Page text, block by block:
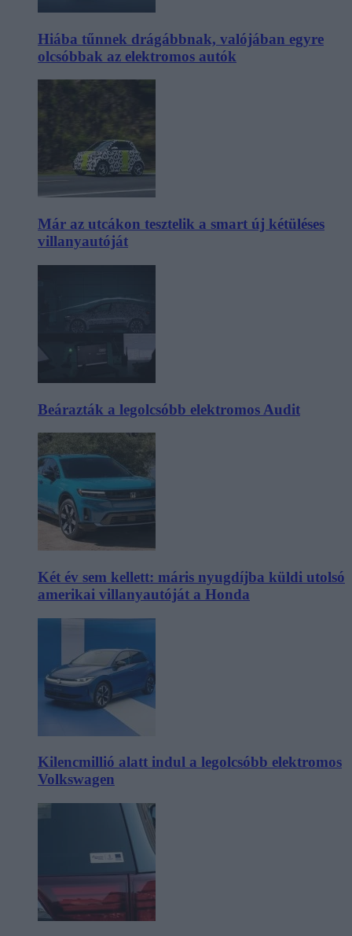
Hiába tűnnek drágábbnak, valójában egyre
olcsóbbak az elektromos autók
Már az utcákon tesztelik a smart új kétüléses
villanyautóját
Beárazták a legolcsóbb elektromos Audit
Két év sem kellett: máris nyugdíjba küldi utolsó
amerikai villanyautóját a Honda
Kilencmillió alatt indul a legolcsóbb elektromos
Volkswagen